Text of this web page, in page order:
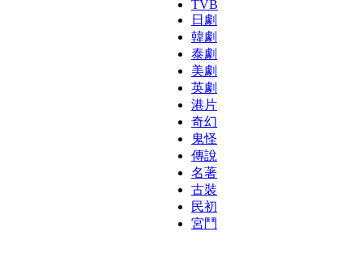
TVB
日劇
韓劇
泰劇
美劇
英劇
港片
奇幻
鬼怪
傳說
名著
古裝
民初
宮鬥